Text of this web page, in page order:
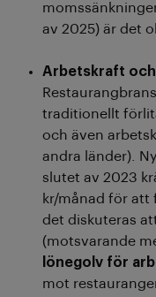
av 2025) är det
Arbetskraft
traditionellt
och även
andra länder).
slutet av 2023
kr/månad för att
det diskuteras
(motsvarande
lönegolv för
mot